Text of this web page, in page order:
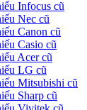
Infocus cũ
Nec cũ
Canon cũ
Casio cũ
Acer cũ
LG cũ
Mitsubishi cũ
Sharp cũ